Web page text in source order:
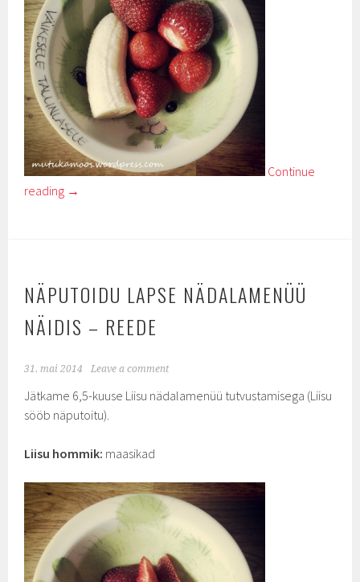
Continue
reading →
NÄPUTOIDU LAPSE NÄDALAMENÜÜ
NÄIDIS – REEDE
31. mai 2014 Leave a comment
Jätkame 6,5-kuuse Liisu nädalamenüü tutvustamisega (Liisu
sööb näputoitu).
Liisu hommik: maasikad